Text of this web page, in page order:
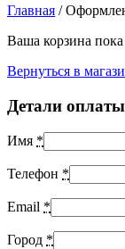
Главная /
Ваша корзина пока
Вернуться в
Детали оплаты
Имя *
Телефон *
Email *
Город *